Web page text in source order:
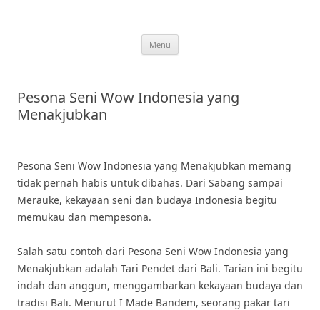
Menu
Pesona Seni Wow Indonesia yang
Menakjubkan
Pesona Seni Wow Indonesia yang Menakjubkan memang
tidak pernah habis untuk dibahas. Dari Sabang sampai
Merauke, kekayaan seni dan budaya Indonesia begitu
memukau dan mempesona.
Salah satu contoh dari Pesona Seni Wow Indonesia yang
Menakjubkan adalah Tari Pendet dari Bali. Tarian ini begitu
indah dan anggun, menggambarkan kekayaan budaya dan
tradisi Bali. Menurut I Made Bandem, seorang pakar tari